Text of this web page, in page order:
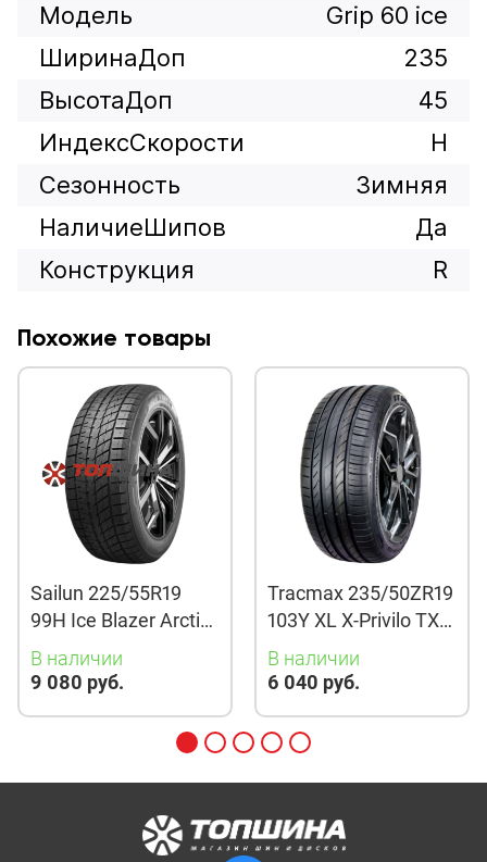
Модель
Grip 60 ice
ШиринаДоп
235
ВысотаДоп
45
ИндексСкорости
H
Сезонность
Зимняя
НаличиеШипов
Да
Конструкция
R
Похожие товары
Sailun 225/55R19
99H Ice Blazer Arctic
Evo TL
В наличии
9 080 руб.
Tracmax 235/50ZR19
103Y XL X-Privilo TX3
TL
В наличии
6 040 руб.